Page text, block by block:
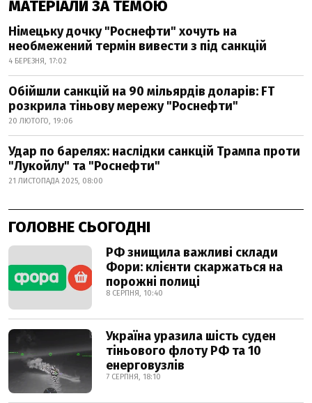
МАТЕРІАЛИ ЗА ТЕМОЮ
Німецьку дочку "Роснефти" хочуть на
необмежений термін вивести з під санкцій
4 БЕРЕЗНЯ, 17:02
Обійшли санкцій на 90 мільярдів доларів: FT
розкрила тіньову мережу "Роснефти"
20 ЛЮТОГО, 19:06
Удар по барелях: наслідки санкцій Трампа проти
"Лукойлу" та "Роснефти"
21 ЛИСТОПАДА 2025, 08:00
ГОЛОВНЕ СЬОГОДНІ
РФ знищила важливі склади
Фори: клієнти скаржаться на
порожні полиці
8 СЕРПНЯ, 10:40
Україна уразила шість суден
тіньового флоту РФ та 10
енерговузлів
7 СЕРПНЯ, 18:10